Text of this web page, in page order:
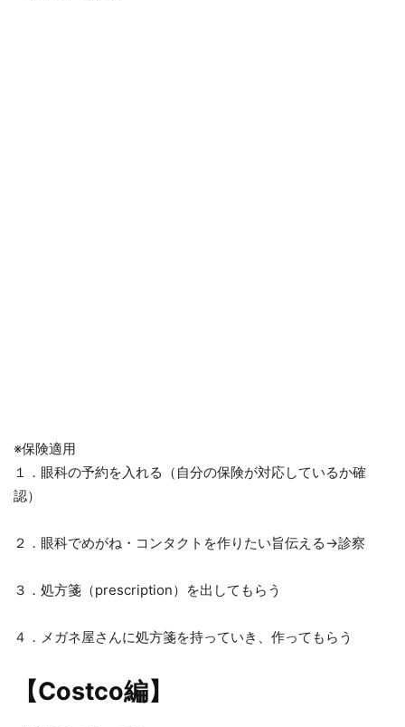
※保険適用
１．眼科の予約を入れる（自分の保険が対応しているか確
認）
２．眼科でめがね・コンタクトを作りたい旨伝える→診察
３．処方箋（prescription）を出してもらう
４．メガネ屋さんに処方箋を持っていき、作ってもらう
【Costco編】